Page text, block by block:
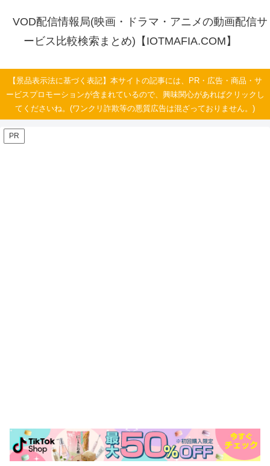
VOD配信情報局(映画・ドラマ・アニメの動画配信サ
ービス比較検索まとめ)【IOTMAFIA.COM】
【景品表示法に基づく表記】本サイトの記事には、PR・広告・商品・サ
ービスプロモーションが含まれているので、興味関心があればクリックし
てくださいね。(ワンクリ詐欺等の悪質広告は混ざっておりません。)
PR